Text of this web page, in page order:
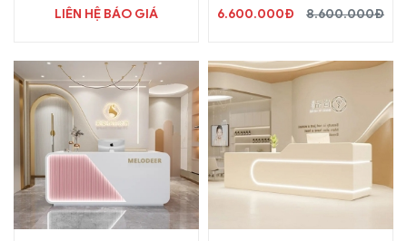
LIÊN HỆ BÁO GIÁ 6.600.000Đ 8.600.000Đ